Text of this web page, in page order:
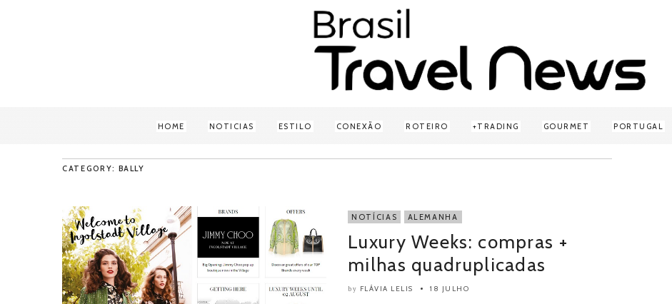
HOME NOTICIAS ESTILO CONEXÃO ROTEIRO TRADING GOURMET PORTUGAL
CATEGORY: BALLY
NOTÍCIAS ALEMANHA
Luxury Weeks: compras +
milhas quadruplicadas
by FLÁVIA LELIS 18 JULHO